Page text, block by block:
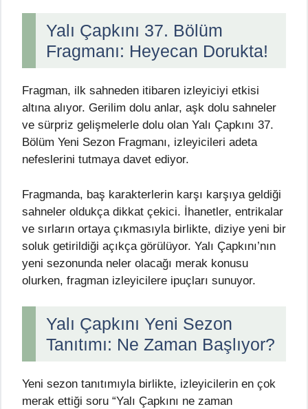
Yalı Çapkını 37. Bölüm
Fragmanı: Heyecan Dorukta!
Fragman, ilk sahneden itibaren izleyiciyi etkisi
altına alıyor. Gerilim dolu anlar, aşk dolu sahneler
ve sürpriz gelişmelerle dolu olan Yalı Çapkını 37.
Bölüm Yeni Sezon Fragmanı, izleyicileri adeta
nefeslerini tutmaya davet ediyor.
Fragmanda, baş karakterlerin karşı karşıya geldiği
sahneler oldukça dikkat çekici. İhanetler, entrikalar
ve sırların ortaya çıkmasıyla birlikte, diziye yeni bir
soluk getirildiği açıkça görülüyor. Yalı Çapkını’nın
yeni sezonunda neler olacağı merak konusu
olurken, fragman izleyicilere ipuçları sunuyor.
Yalı Çapkını Yeni Sezon
Tanıtımı: Ne Zaman Başlıyor?
Yeni sezon tanıtımıyla birlikte, izleyicilerin en çok
merak ettiği soru “Yalı Çapkını ne zaman